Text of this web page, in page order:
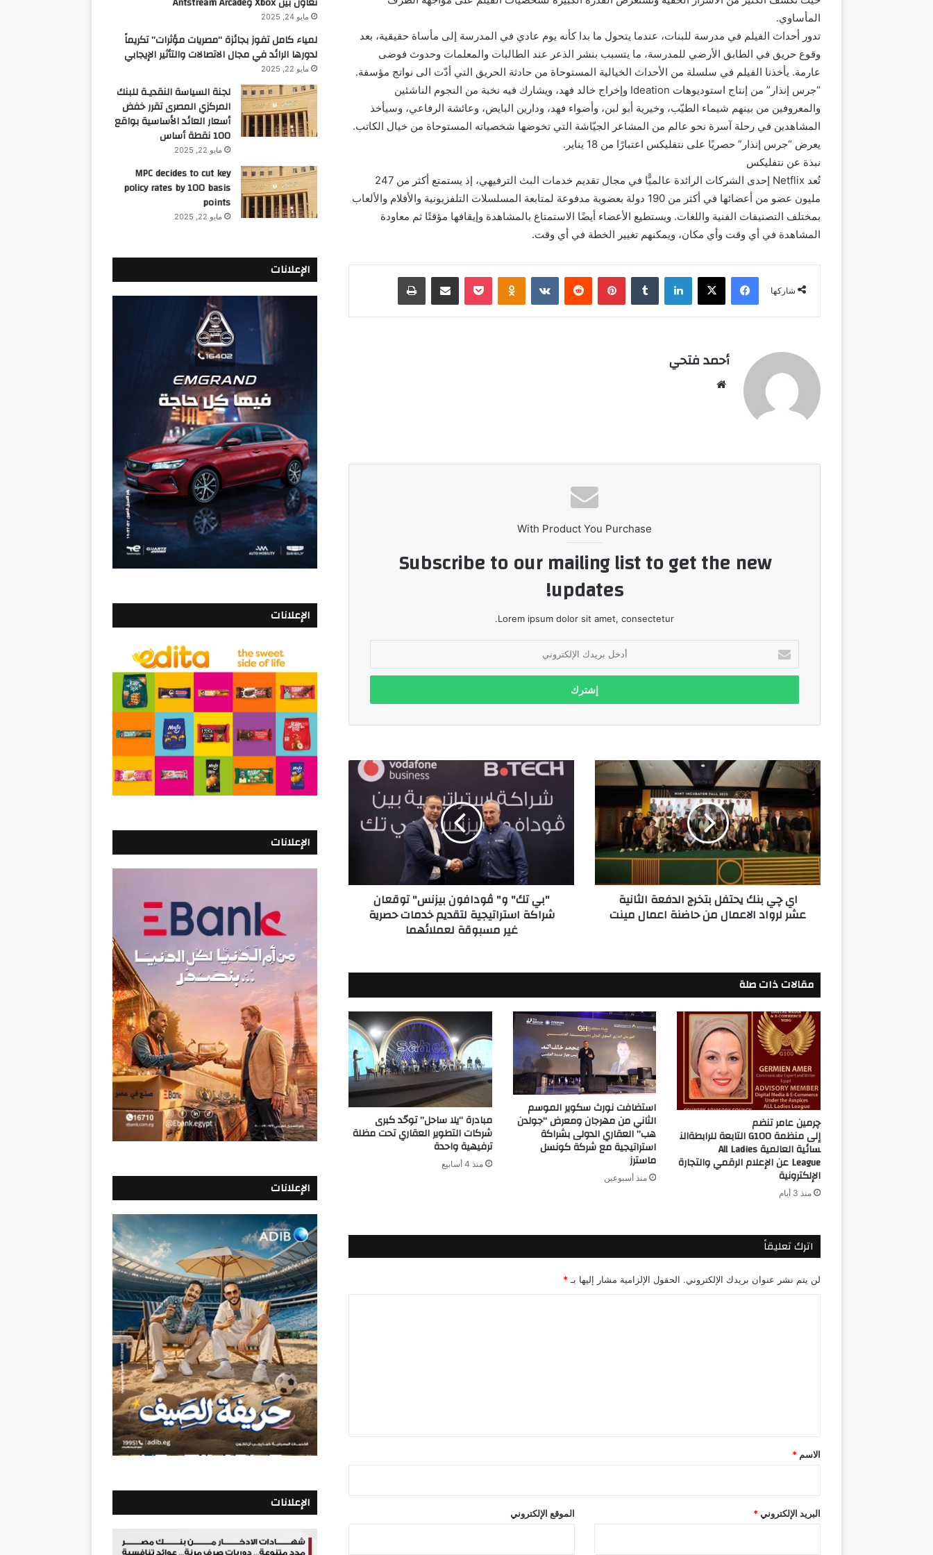
المأساوي.
تدور أحداث الفيلم في مدرسة للبنات، عندما يتحول ما بدا كأنه يوم عادي في المدرسة إلى مأساة حقيقية، بعد
وقوع حريق في الطابق الأرضي للمدرسة، ما يتسبب بنشر الذعر عند الطالبات والمعلمات وحدوث فوضى
عارمة. يأخذنا الفيلم في سلسلة من الأحداث الخيالية المستوحاة من حادثة الحريق التي أدّت الى نواتج مؤسفة.
“جرس إنذار” من إنتاج استوديوهات Ideation وإخراج خالد فهد، ويشارك فيه نخبة من النجوم الناشئين
والمعروفين من بينهم شيماء الطيّب، وخيرية أبو لبن، وأضواء فهد، ودارين البايض، وعائشة الرفاعي، وسيأخذ
المشاهدين في رحلة آسرة نحو عالم من المشاعر الجيّاشة التي تخوضها شخصياته المستوحاة من خيال الكاتب.
يعرض “جرس إنذار” حصريًا على نتفليكس اعتبارًا من 18 يناير.
نبذة عن نتفليكس
تُعد Netflix إحدى الشركات الرائدة عالميًّا في مجال تقديم خدمات البث الترفيهي، إذ يستمتع أكثر من 247
مليون عضو من أعضائها في أكثر من 190 دولة بعضوية مدفوعة لمتابعة المسلسلات التلفزيونية والأفلام والألعاب
بمختلف التصنيفات الفنية واللغات. ويستطيع الأعضاء أيضًا الاستمتاع بالمشاهدة وإيقافها مؤقتًا ثم معاودة
المشاهدة في أي وقت وأي مكان، ويمكنهم تغيير الخطة في أي وقت.
شاركها
فيسبوك ‫X لينكدإن بينتيريست Odnoklassniki
‫Pocket مشاركة عبر البريد طباعة
أحمد فتحي
With Product You Purchase
Subscribe to our mailing list to get the new
updates!
Lorem ipsum dolor sit amet, consectetur.
بريدك
الإلكتروني
اي
چي
بنك
يحتفل
بتخرج
الدفعة
الثانية
عشر
لرواد
الاعمالاي چي بنك يحتفل بتخرج الدفعة الثانية
عشر لرواد الاعمال من حاضنة اعمال مينت
"بي
بيزنس"
لتقديم
خدمات
حصرية
"بي تك" و" ڤودافون بيزنس" توقعان
شراكة استراتيجية لتقديم خدمات حصرية
غير مسبوقة لعملائهما
مقالات ذات صلة
چرمين عامر تنضم
إلى منظمة G100 التابعة للرابطةالن
سائية العالمية All Ladies
League عن الإعلام الرقمي والتجارة
الإلكترونية
منذ 3 أيام
استضافت نورث سكوير الموسم
الثاني من مهرجان ومعرض “جولدن
هب” العقاري الدولى بشراكة
استراتيجية مع شركة كونسل
ماسترز
منذ أسبوعين
مبادرة “يلا ساحل” توحّد كبرى
شركات التطوير العقاري تحت مظلة
ترفيهية واحدة
منذ 4 أسابيع
اترك تعليقاً
لن يتم نشر عنوان بريدك الإلكتروني. الحقول الإلزامية مشار إليها بـ *
*
الاسم *
البريد الإلكتروني * الموقع الإلكتروني
مايو 24, 2025
لمياء كامل تفوز بجائزة “مصريات مؤثرات” تكريماً
لدورها الرائد في مجال الاتصالات والتأثير الإيجابي
مايو 22, 2025
لجنة السياسة النقديـة للبنك
المركزي المصرى تقرر خفض
أسعار العائد الأساسية بواقع
100 نقطة أساس
مايو 22, 2025
MPC decides to cut key
policy rates by 100 basis
points
مايو 22, 2025
الإعلانات
الإعلانات
الإعلانات
الإعلانات
الإعلانات